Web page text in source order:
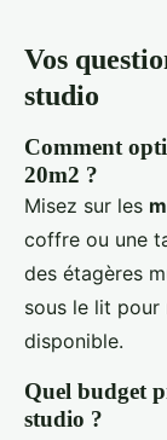
Vos
studio
Comment
20m2 ?
Misez sur les
coffre ou une
des étagères
sous le lit pour
disponible.
Quel budget
studio ?